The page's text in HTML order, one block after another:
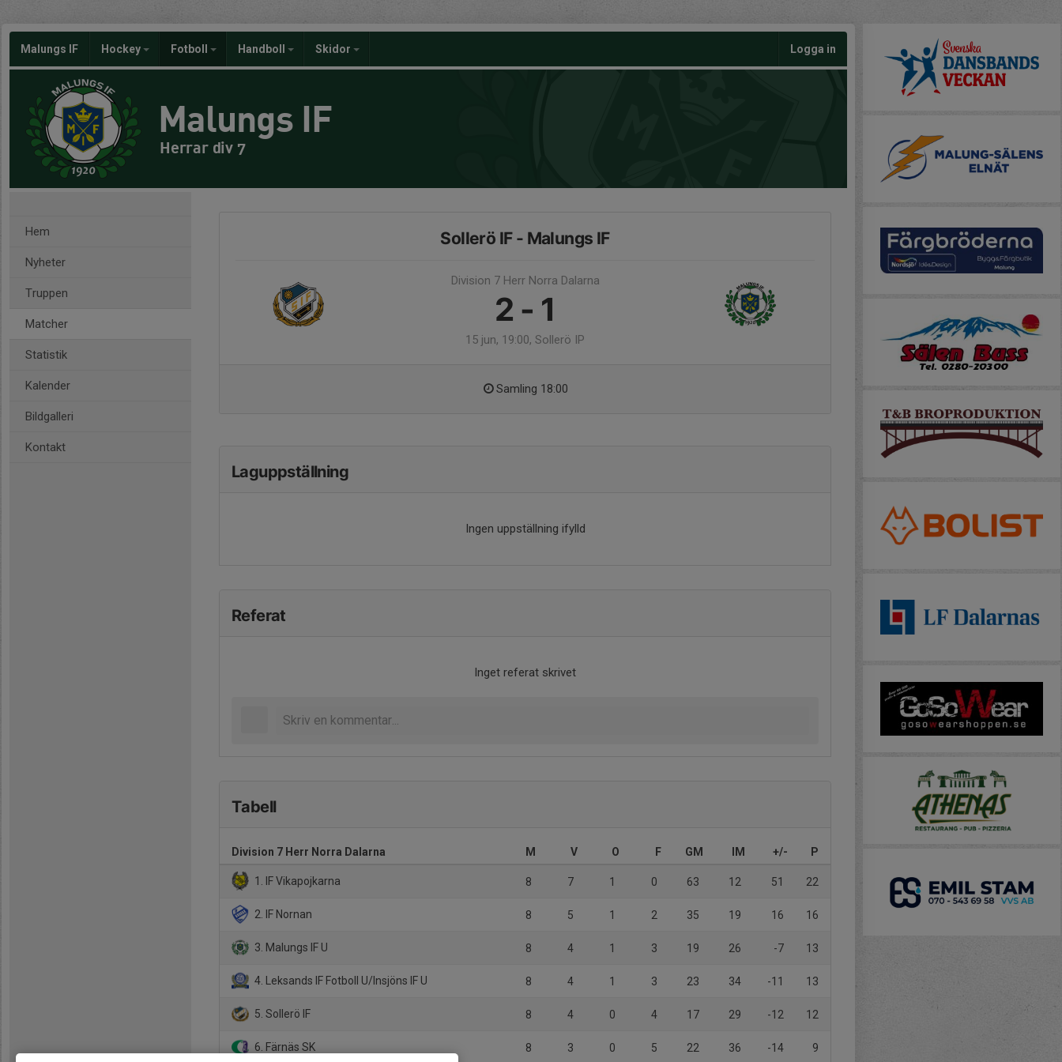
Malungs IF Hockey Fotboll Handboll Skidor Logga in
Malungs IF
Herrar div 7
Hem
Nyheter
Truppen
Matcher
Statistik
Kalender
Bildgalleri
Kontakt
Sollerö IF - Malungs IF
Division 7 Herr Norra Dalarna
2 - 1
15 jun, 19:00, Sollerö IP
Samling 18:00
Laguppställning
Ingen uppställning ifylld
Referat
Inget referat skrivet
Tabell
Division 7 Herr Norra Dalarna M V O F GM IM +/- P
1. IF Vikapojkarna 8 7 1 0 63 12 51 22
2. IF Nornan 8 5 1 2 35 19 16 16
3. Malungs IF U 8 4 1 3 19 26 -7 13
4. Leksands IF Fotboll U/Insjöns IF U 8 4 1 3 23 34 -11 13
5. Sollerö IF 8 4 0 4 17 29 -12 12
6. Färnäs SK 8 3 0 5 22 36 -14 9